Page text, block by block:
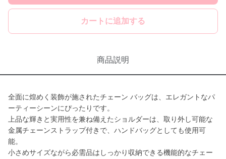
カートに追加する
商品説明
全面に煌めく装飾が施されたチェーン バッグは、エレガントなパ
ーティーシーンにぴったりです。
上品な輝きと実用性を兼ね備えたショルダーは、取り外し可能な
金属チェーンストラップ付きで、ハンドバッグとしても使用可
能。
小さめサイズながら必需品はしっかり収納できる機能的なチェー